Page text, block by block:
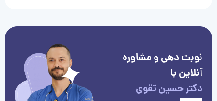
نوبت دهی و مشاوره
آنلاین با
دکتر حسین تقوی